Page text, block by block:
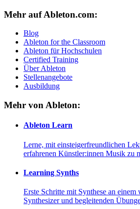
Mehr auf Ableton.com:
Blog
Ableton for the Classroom
Ableton für Hochschulen
Certified Training
Über Ableton
Stellenangebote
Ausbildung
Mehr von Ableton:
Ableton Learn
Lerne, mit einsteigerfreundlichen
erfahrenen Künstler:innen Musik zu
Learning Synths
Erste Schritte mit Synthese an einem
Synthesizer und begleitenden